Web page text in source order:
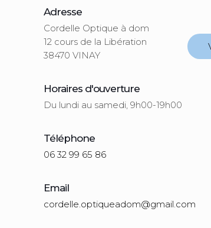
Adresse
Cordelle Optique à dom
12 cours de la Libération
38470 VINAY
Horaires d'ouverture
Du lundi au samedi, 9h00-19h00
Téléphone
06 32 99 65 86
Email
cordelle.optiqueadom@gmail.com